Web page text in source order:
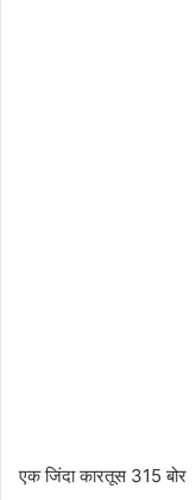
एक जिंदा कारतूस 315 बोर